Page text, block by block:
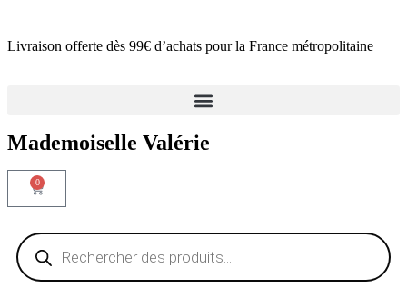
Livraison offerte dès 99€ d’achats pour la France métropolitaine
Mademoiselle Valérie
0